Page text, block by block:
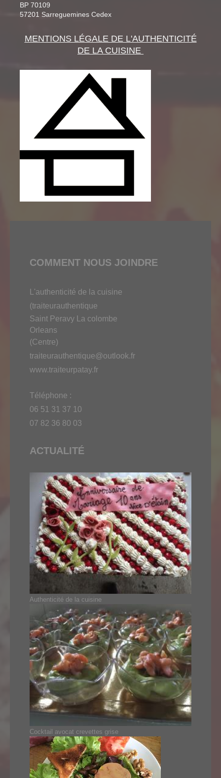
BP 70109
57201 Sarreguemines Cedex
MENTIONS LÉGALE DE L'AUTHENTICITÉ
DE LA CUISINE
COMMENT NOUS JOINDRE
L'authenticité de la cuisine
(traiteurauthentique
Saint Peravy La colombe
Orleans
(Centre)
traiteurauthentique@outlook.fr
www.traiteurpatay.fr
Téléphone :
06 51 31 37 10
07 82 36 80 03
ACTUALITÉ
Authenticité de la cuisine
Cocktail avocat crevettes grise